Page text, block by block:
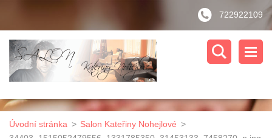
722922109
Úvodní stránka > Salon Kateřiny Nohejlové >